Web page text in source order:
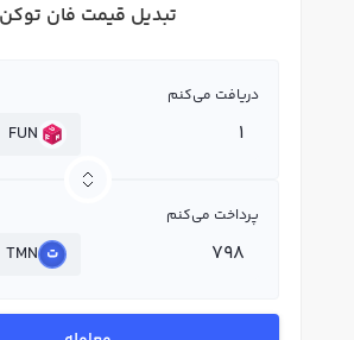
تبدیل قیمت فان توکن
دریافت می‌کنم
FUN
پرداخت می‌کنم
TMN